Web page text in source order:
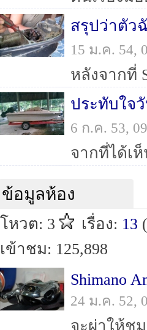
สรุปว่าตัว
15 ม.ค. 54,
ประทับใจ
6 ก.ค. 53,
ข้อมูลห้อง
โหวต: 3 เรื่อง: 13
เข้าชม: 125,898
Shimano
24 ม.ค. 52,